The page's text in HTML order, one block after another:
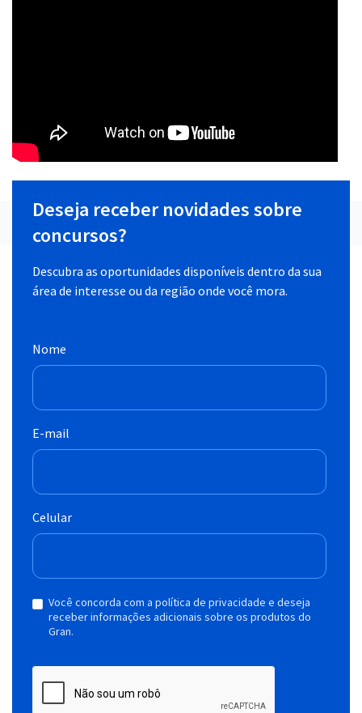
Deseja receber novidades sobre
concursos?
Descubra as oportunidades disponíveis dentro da sua
área de interesse ou da região onde você mora.
Nome
E-mail
Celular
Você concorda com a política de privacidade e deseja
receber informações adicionais sobre os produtos do
Gran.